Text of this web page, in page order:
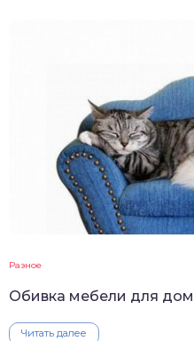
Разное
Обивка мебели для
Читать далее